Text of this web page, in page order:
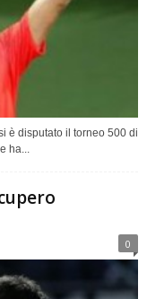
è disputato il torneo 500 di
ha...
0